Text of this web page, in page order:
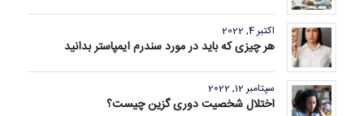
اکتبر 4, 2022
هر چیزی که باید در مورد سندرم ایمپاستر بدانید
سپتامبر 12, 2022
اختلال شخصیت دوری گزین چیست؟